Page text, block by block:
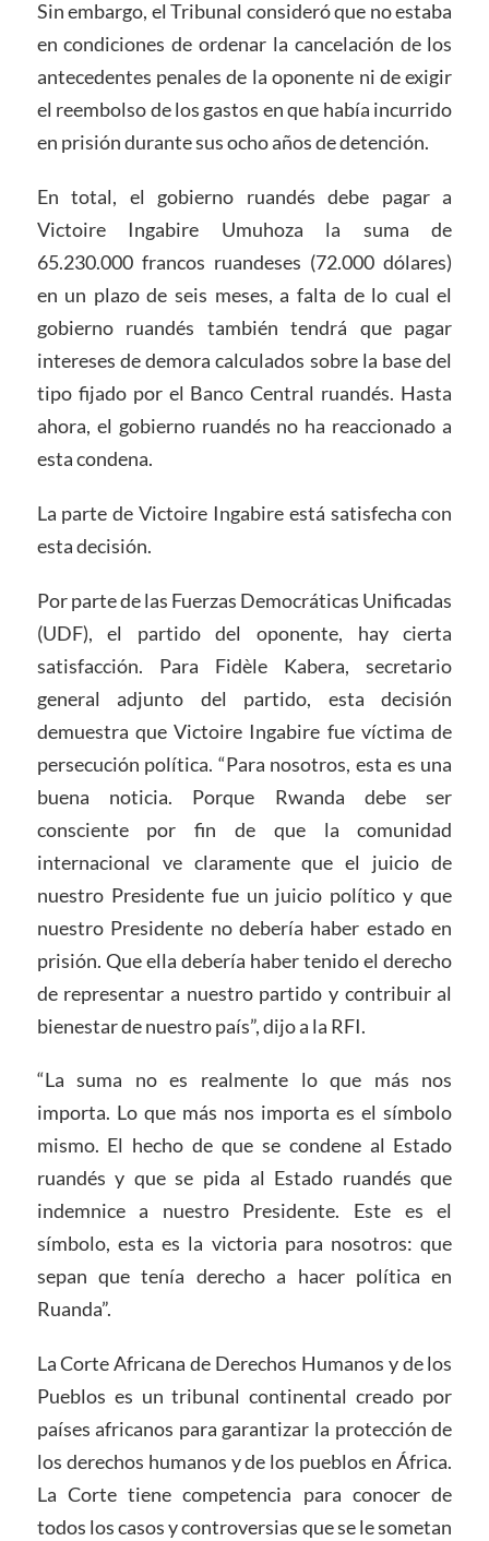
Sin embargo, el Tribunal consideró que no estaba
en condiciones de ordenar la cancelación de los
antecedentes penales de la oponente ni de exigir
el reembolso de los gastos en que había incurrido
en prisión durante sus ocho años de detención.
En total, el gobierno ruandés debe pagar a
Victoire Ingabire Umuhoza la suma de
65.230.000 francos ruandeses (72.000 dólares)
en un plazo de seis meses, a falta de lo cual el
gobierno ruandés también tendrá que pagar
intereses de demora calculados sobre la base del
tipo fijado por el Banco Central ruandés. Hasta
ahora, el gobierno ruandés no ha reaccionado a
esta condena.
La parte de Victoire Ingabire está satisfecha con
esta decisión.
Por parte de las Fuerzas Democráticas Unificadas
(UDF), el partido del oponente, hay cierta
satisfacción. Para Fidèle Kabera, secretario
general adjunto del partido, esta decisión
demuestra que Victoire Ingabire fue víctima de
persecución política. “Para nosotros, esta es una
buena noticia. Porque Rwanda debe ser
consciente por fin de que la comunidad
internacional ve claramente que el juicio de
nuestro Presidente fue un juicio político y que
nuestro Presidente no debería haber estado en
prisión. Que ella debería haber tenido el derecho
de representar a nuestro partido y contribuir al
bienestar de nuestro país”, dijo a la RFI.
“La suma no es realmente lo que más nos
importa. Lo que más nos importa es el símbolo
mismo. El hecho de que se condene al Estado
ruandés y que se pida al Estado ruandés que
indemnice a nuestro Presidente. Este es el
símbolo, esta es la victoria para nosotros: que
sepan que tenía derecho a hacer política en
Ruanda”.
La Corte Africana de Derechos Humanos y de los
Pueblos es un tribunal continental creado por
países africanos para garantizar la protección de
los derechos humanos y de los pueblos en África.
La Corte tiene competencia para conocer de
todos los casos y controversias que se le sometan